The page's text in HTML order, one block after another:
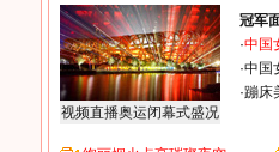
视频直播奥运闭幕式盛况
冠军
·中国
·中国
·蹦床